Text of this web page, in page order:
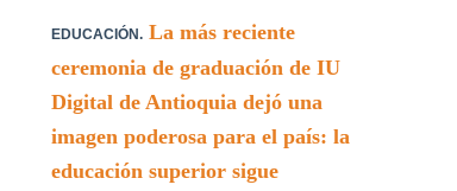
EDUCACIÓN.La más reciente
ceremonia de graduación de IU
Digital de Antioquia dejó una
imagen poderosa para el país: la
educación superior sigue